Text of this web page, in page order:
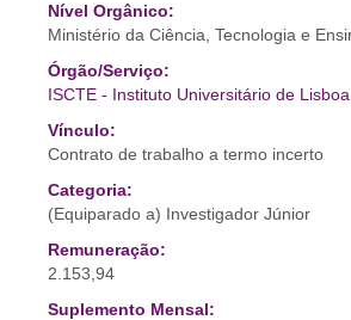
Nível Orgânico:
Ministério da Ciência, Tecnologia e
Órgão/Serviço:
ISCTE - Instituto Universitário de Lisboa
Vínculo:
Contrato de trabalho a termo incerto
Categoria:
(Equiparado a) Investigador Júnior
Remuneração:
2.153,94
Suplemento Mensal: